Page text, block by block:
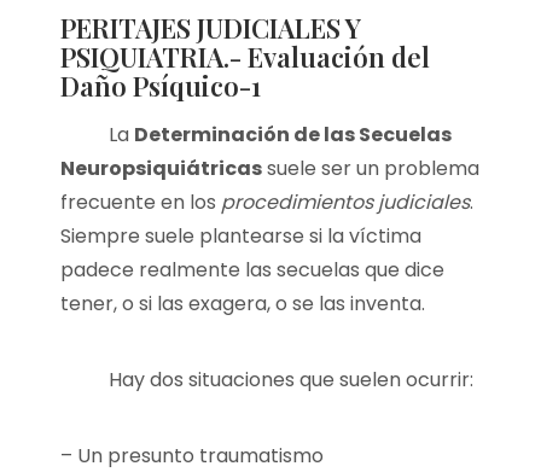
PERITAJES JUDICIALES Y
PSIQUIATRIA.- Evaluación del
Daño Psíquico-1
La Determinación de las Secuelas
Neuropsiquiátricassuele ser un problema
frecuente en los procedimientos judiciales.
Siempre suele plantearse si la víctima
padece realmente las secuelas que dice
tener, o si las exagera, o se las inventa.
Hay dos situaciones que suelen ocurrir:
– Un presunto traumatismo